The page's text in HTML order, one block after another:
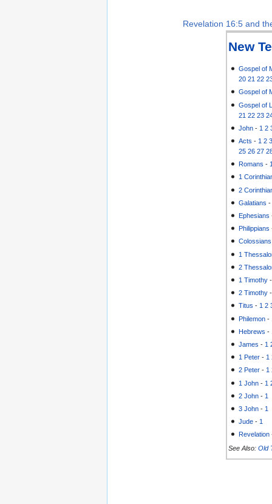
Revelation 16:5 and
New
Gospel of
20 21 22
Gospel of
Gospel of
21 22 23
John - 1 2
Acts - 1 2
25 26 27
Romans -
1
2
Galatians
Ephesians
Philippians
Colossians
1
2
1 Timothy
2 Timothy
Titus - 1 2
Philemon -
Hebrews -
James - 1
1 Peter - 1
2 Peter -1
1 John - 1
2 John - 1
3 John - 1
Jude - 1
Revelation
See Also: Old